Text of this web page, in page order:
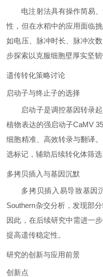
电注射法具有操作简易
性，但在水稻中的应用面临
如电压、脉冲时长、脉冲次
步探索以克服细胞壁厚实坚韧
遗传转化策略讨论
启动子与终止子的选择
启动子是调控基因转录
植物表达的强启动子CaMV
细胞精准、高效转录与翻译
选标记，辅助后续转化体筛选
多拷贝插入与基因沉默
多拷贝插入易导致基因
Southern杂交分析，发现部
因此，在后续研究中需进一
提高遗传稳定性。
研究的创新与应用前景
创新点